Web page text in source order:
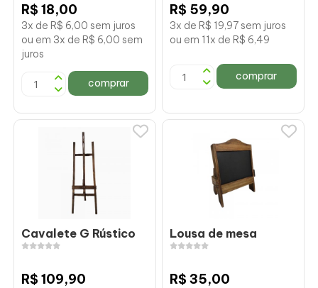
R$ 18,00
3x de R$ 6,00 sem juros
ou em 3x de R$ 6,00 sem
juros
comprar
R$ 59,90
3x de R$ 19,97 sem juros
ou em 11x de R$ 6,49
comprar
Cavalete G Rústico
R$ 109,90
Lousa de mesa
R$ 35,00